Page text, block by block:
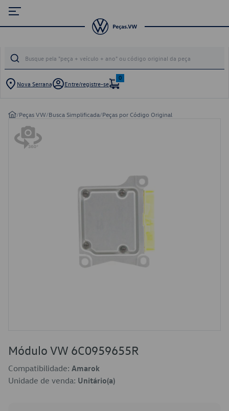
Nova Serrana Entre/registre-se
0
/Peças VW/Busca Simplificada/Peças por Código Original
Módulo VW 6C0959655R
Compatibilidade: Amarok
Unidade de venda: Unitário(a)